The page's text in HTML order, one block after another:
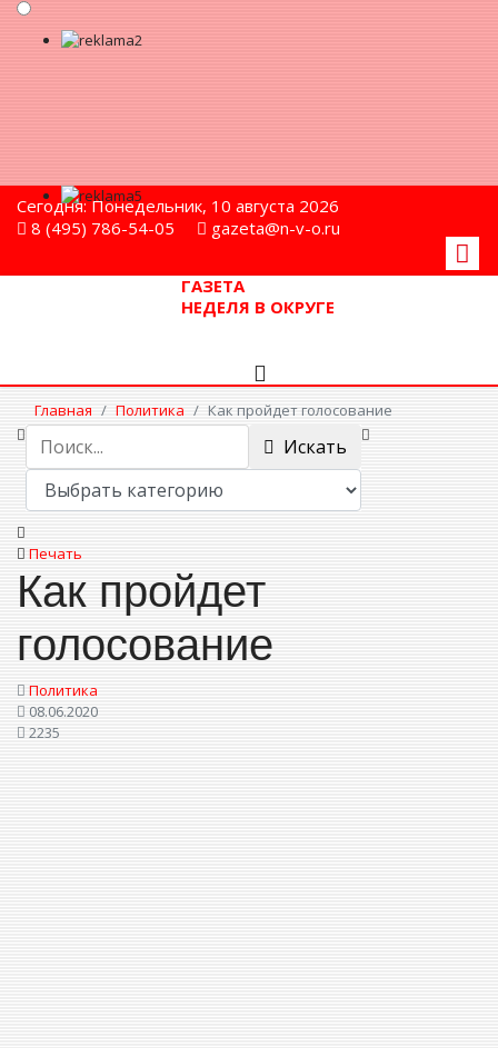
Сегодня: Понедельник, 10 августа 2026
8 (495) 786-54-05
gazeta@n-v-o.ru
ГАЗЕТА
НЕДЕЛЯ В ОКРУГЕ
Главная Политика Как пройдет голосование
Искать
Печать
Как пройдет
голосование
Политика
08.06.2020
2235